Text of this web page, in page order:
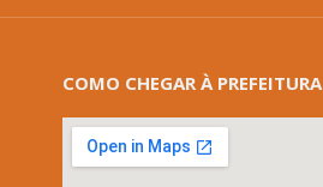
COMO CHEGAR À PREFEITURA